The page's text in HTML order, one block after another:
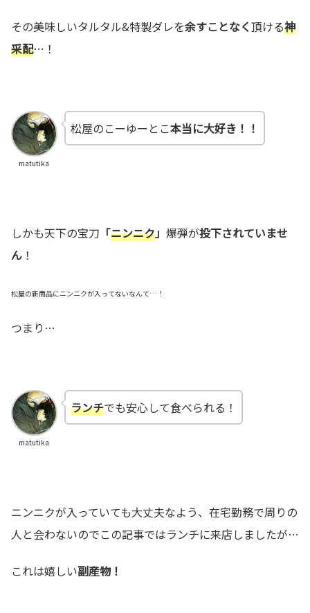
その美味しいタルタル&特製ダレを余すことなく頂ける神
采配…！
matutika
松屋のこーゆーとこ本当に大好き！！
しかも天下の宝刀 「ニンニク」 爆弾が投下されていませ
ん ！
松屋の新商品にニンニクが入ってないなんて…！
つまり…
matutika
ランチでも安心して食べられる！
ニンニクが入っていても大丈夫なよう、在宅勤務で周りの
人と会わないのでこの記事ではランチに来店しましたが…
これは嬉しい副産物！